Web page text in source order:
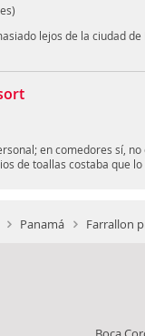
)
lejos de la ciudad de
en comedores sí,
de toallas costaba que lo
Panamá Farrallon